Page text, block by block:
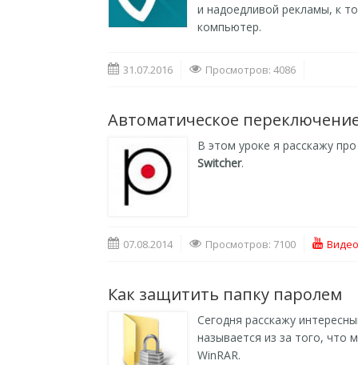
и надоедливой рекламы, к
компьютер.
31.07.2016 Просмотров: 4086
Автоматическое
В этом уроке я расскажу
Switcher.
07.08.2014 Просмотров: 7100
Как защитить папку паролем
Сегодня расскажу
называется из за того,
WinRAR.